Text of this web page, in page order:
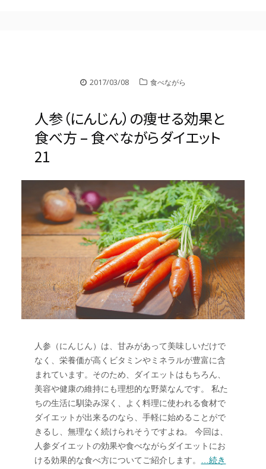
2017/03/08 食べながら
人参（にんじん）の痩せる効果と
食べ方 – 食べながらダイエット
21
人参（にんじん）は、甘みがあって美味しいだけで
なく、栄養価が高くビタミンやミネラルが豊富に含
まれています。そのため、ダイエットはもちろん、
美容や健康の維持にも理想的な野菜なんです。 私た
ちの生活に馴染み深く、よく料理に使われる食材で
ダイエットが出来るのなら、手軽に始めることがで
きるし、無理なく続けられそうですよね。 今回は、
人参ダイエットの効果や食べながらダイエットにお
ける効果的な食べ方についてご紹介します。 …続き